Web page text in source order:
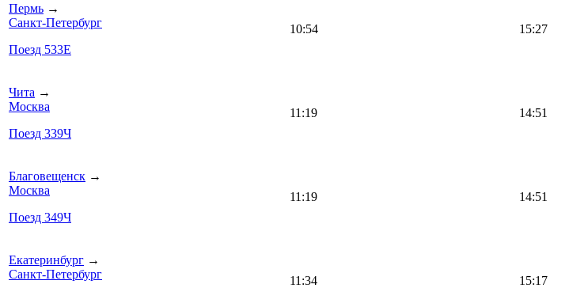
Пермь →
Санкт-Петербург
Поезд 533Е
10:54 15:27
Чита →
Москва
Поезд 339Ч
11:19 14:51
Благовещенск →
Москва
Поезд 349Ч
11:19 14:51
Екатеринбург →
Санкт-Петербург
11:34 15:17